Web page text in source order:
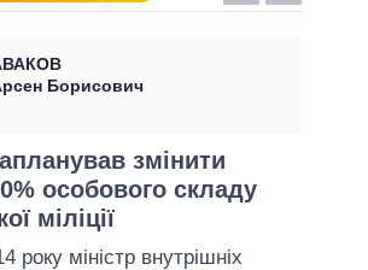
ЕКОНОМІКА
СВІТ
І ОФІС
РАДА
ІНФОГРАФІКА
ПІДТРИМАТИ
Борисович
змінити
особового складу
міліції
року міністр внутрішніх